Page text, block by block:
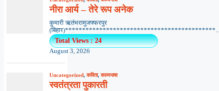
नीरा आर्य – तेरे रूप अनेक
कुमारी ऋतंभरामुजफ्फरपुर
Total Views : 24
August 3, 2026
Uncategorized,कविता,काव्यभाषा
स्वतंत्रता पुकारती